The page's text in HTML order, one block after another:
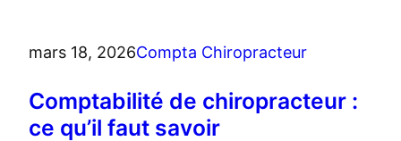
mars 18, 2026Compta Chiropracteur
Comptabilité de chiropracteur :
ce qu’il faut savoir